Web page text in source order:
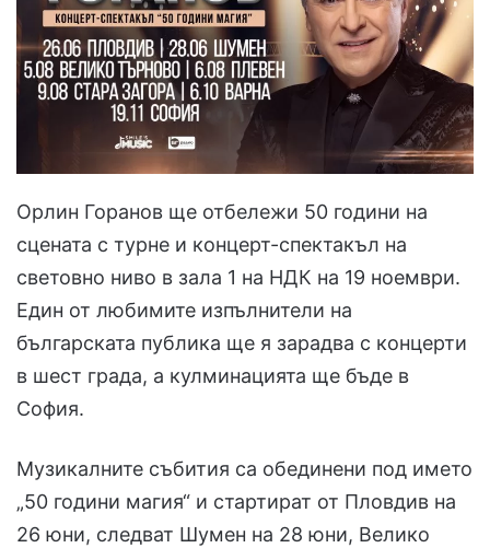
Орлин Горанов ще отбележи 50 години на
сцената с турне и концерт-спектакъл на
световно ниво в зала 1 на НДК на 19 ноември.
Един от любимите изпълнители на
българската публика ще я зарадва с концерти
в шест града, а кулминацията ще бъде в
София.
Музикалните събития са обединени под името
„50 години магия“ и стартират от Пловдив на
26 юни, следват Шумен на 28 юни, Велико